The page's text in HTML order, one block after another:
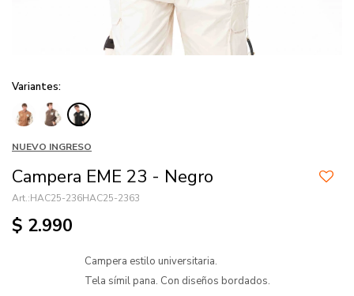
NUEVO INGRESO
Campera EME 23 - Negro
HAC25-236HAC25-2363
$ 2.990
Campera estilo universitaria.
Tela símil pana. Con diseños bordados.
Variantes: